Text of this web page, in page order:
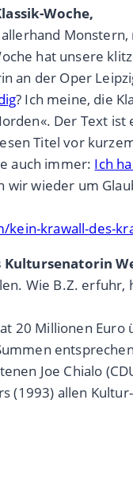
Woche,
hat unsere
an der Oper
? Ich meine, die
Der Text
Titel vor
auch immer: Ich
wir wieder um
kein-krawall-des-
Wie B.Z.
20 Millionen
Joe Chialo
(1993) allen